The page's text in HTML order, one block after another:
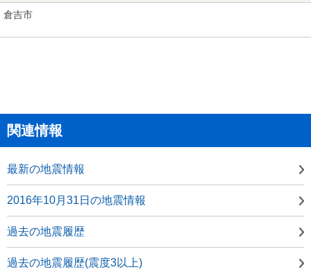
倉吉市
関連情報
最新の地震情報
2016年10月31日の地震情報
過去の地震履歴
過去の地震履歴(震度3以上)